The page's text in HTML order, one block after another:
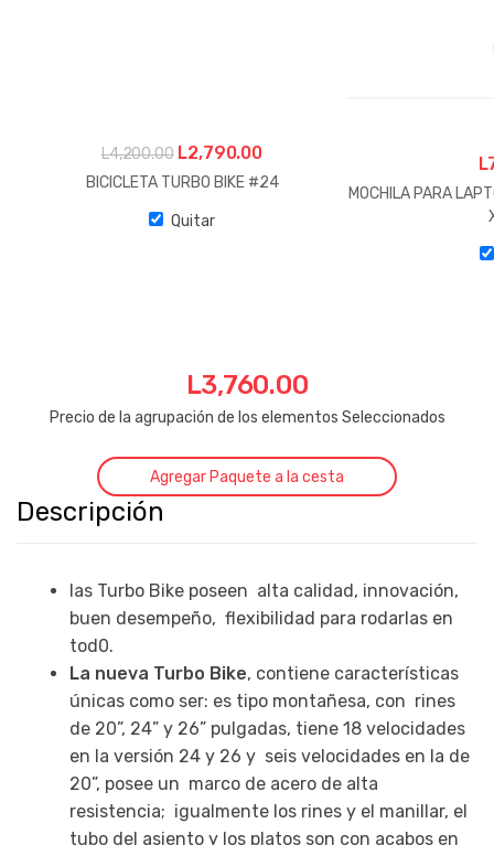
L4,200.00 El
precio
era:
L2,790.00El
precio
BICICLETA TURBO BIKE #24
Quitar
L
MOCHILA PARA
L3,760.00
Precio de la agrupación de los elementos Seleccionados
Agregar Paquete a la cesta
Descripción
las Turbo Bike poseen alta calidad, innovación,
buen desempeño, flexibilidad para rodarlas en
tod0.
La nueva Turbo Bike, contiene características
únicas como ser: es tipo montañesa, con rines
de 20”, 24” y 26” pulgadas, tiene 18 velocidades
en la versión 24 y 26 y seis velocidades en la de
20”, posee un marco de acero de alta
resistencia; igualmente los rines y el manillar, el
tubo del asiento y los platos son con acabos en